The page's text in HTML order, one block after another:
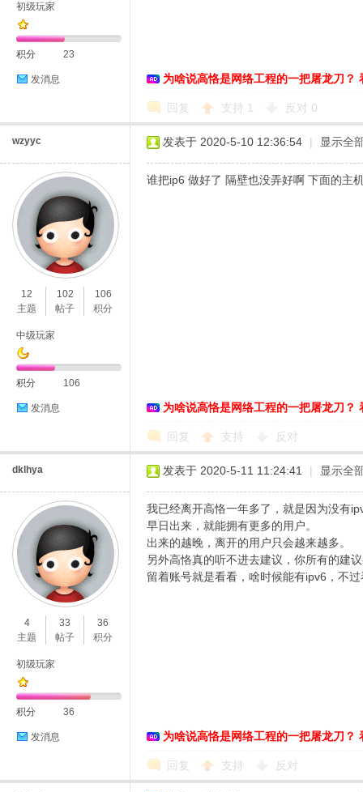
初级玩家
积分 23
发消息 为啥说高恪是网络工程的一把屠龙刀？
回复 支持 1 反对 0
wzyyc
12
主题
102
帖子
106
积分
中级玩家
积分 106
发消息
发表于 2020-5-10 12:36:54 | 显示全
谁把ip6 做好了 隔壁也没弄好啊 下面的主
为啥说高恪是网络工程的一把屠龙刀？
回复 支持 反对
dklhya
4
主题
33
帖子
36
积分
初级玩家
积分 36
发消息
发表于 2020-5-11 11:24:41 | 显示全
我已经离开高恪一年多了，就是因为没有
早日出来，就能拥有更多的用户。
出来的越晚，离开的用户只会越来越多。
另外高恪真的听不进去建议，你所有的建
留着账号就是看看，啥时候能有ipv6，不
为啥说高恪是网络工程的一把屠龙刀？
回复 支持 反对